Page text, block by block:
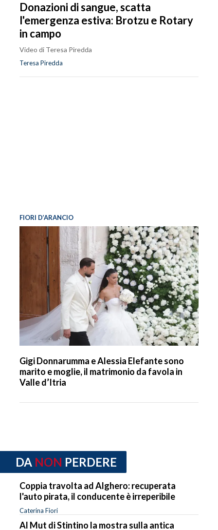
Donazioni di sangue, scatta
l'emergenza estiva: Brotzu e Rotary
in campo
Video di Teresa Piredda
Teresa Piredda
FIORI D’ARANCIO
Gigi Donnarumma e Alessia Elefante sono
marito e moglie, il matrimonio da favola in
Valle d’Itria
DA NON PERDERE
Coppia travolta ad Alghero: recuperata
l'auto pirata, il conducente è irreperibile
Caterina Fiori
Al Mut di Stintino la mostra sulla antica